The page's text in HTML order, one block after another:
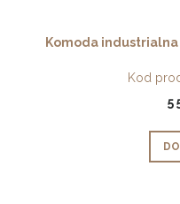
Komoda
Kod
5